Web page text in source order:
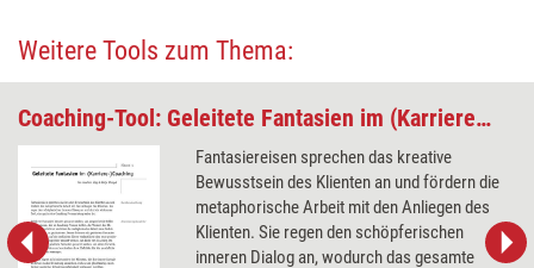
Weitere Tools zum Thema:
Coaching-Tool: Geleitete Fantasien im (Karriere-)Coaching
Fantasiereisen sprechen das kreative
Bewusstsein des Klienten an und fördern die
metaphorische Arbeit mit den Anliegen des
Klienten. Sie regen den schöpferischen
inneren Dialog an, wodurch das gesamte